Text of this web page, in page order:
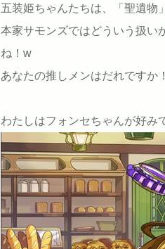
五装姫ちゃんたちは、「聖遺物
本家サモンズではどういう扱い
ね！w
あなたの推しメンはだれですか！
わたしはフォンセちゃんが好み